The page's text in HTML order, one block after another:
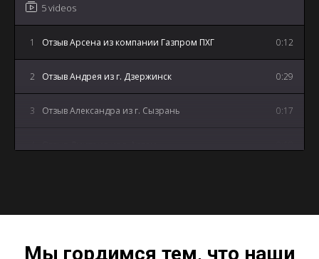
5 videos
1 Отзыв Арсена из компании Газпром ПХГ 0:12
2 Отзыв Андрея из г. Дзержинск 0:29
3 Отзыв Александра из г. Сызрань 0:17
Мы гордимся тем, что наши